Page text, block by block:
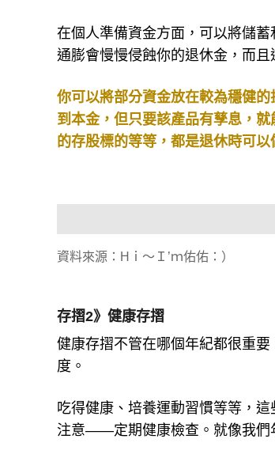
在個人準備資金方面，可以將儲
通膨會慢慢侵蝕你的退休金，而
你可以將部分資金放在較為穩健
到本金，但只要該產品有孳息，
的存股標的等等，都是退休時可
資料來源：Hｉ～Ｉ’ｍ佑佑：）
存摺2》健康存摺
健康存摺不管在哪個年紀都很重
度。
吃得健康、培養運動習慣等等，
注意——定期健康檢查。就像我們